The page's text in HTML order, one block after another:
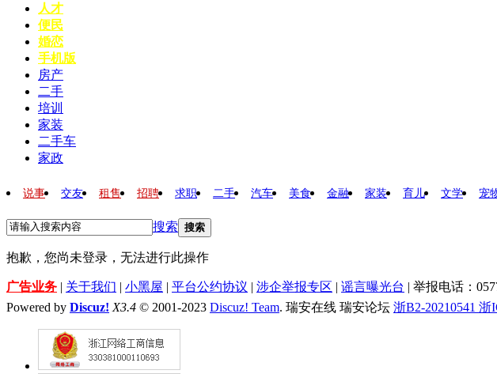
人才
便民
婚恋
手机版
房产
二手
培训
家装
二手车
家政
说事 交友 租售 招聘 求职 二手 汽车 美食 金融 家装 育儿 文学 宠
搜索 搜索
抱歉，您尚未登录，无法进行此操作
广告业务 | 关于我们 | 小黑屋 | 平台公约协议 | 涉企举报专区 | 谣言曝光台 | 举报电话：
Powered by Discuz! X3.4 © 2001-2023 Discuz! Team. 瑞安在线 瑞安论坛 浙B2-20210541 浙